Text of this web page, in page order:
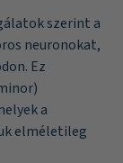
szerint a
neuronokat,
Ez
a
elméletileg